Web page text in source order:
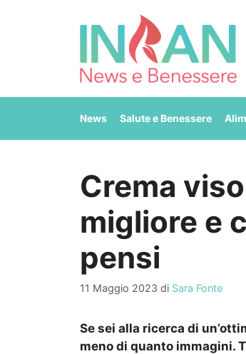
News Salute e Benessere
Crema
migliore e
pensi
11 Maggio 2023 di Sara Fonte
Se sei alla ricerca di
meno di quanto immagini.